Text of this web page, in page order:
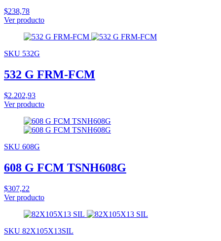
$238,78
Ver producto
SKU 532G
532 G FRM-FCM
$2.202,93
Ver producto
SKU 608G
608 G FCM TSNH608G
$307,22
Ver producto
SKU 82X105X13SIL